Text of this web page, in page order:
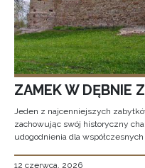
ZAMEK W DĘBNIE
Jeden z najcenniejszych
zachowując swój historyczny
udogodnienia dla
12 czerwca, 2026